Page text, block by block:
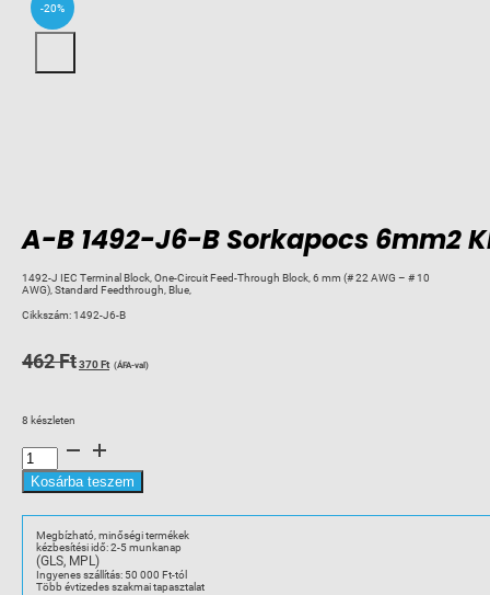
-20%
A-B 1492-J6-B Sorkapocs 6mm2
1492-J IEC Terminal Block, One-Circuit Feed-Through Block, 6 mm (# 22 AWG – # 10
AWG), Standard Feedthrough, Blue,
Cikkszám:1492-J6-B
462FtOriginal
370FtCurrent
(ÁFA-val)
8 készleten
1492-
J6-
B
6mm2
mennyiség
Kosárba teszem
Megbízható, minőségi termékek
kézbesítési idő: 2-5 munkanap
(GLS, MPL)
Ingyenes szállítás: 50 000 Ft-tól
Több évtizedes szakmai tapasztalat